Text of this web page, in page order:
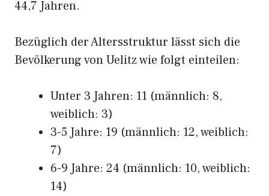
44,7 Jahren.
Bezüglich der Altersstruktur lässt sich die
Bevölkerung von Uelitz wie folgt einteilen:
Unter 3 Jahren: 11 (männlich: 8,
weiblich: 3)
3-5 Jahre: 19 (männlich: 12, weiblich:
7)
6-9 Jahre: 24 (männlich: 10, weiblich:
14)